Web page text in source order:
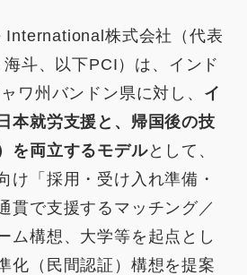
株式会社（代表
斗、以下PCI）は、インド
ワ州バンドン県に対し、 イ
本就労支援と、帰国後の技
を両立するモデルとして、
け「採用・受け入れ準備・
貫で支援するマッチング／
ム構想、大学等を起点とし
化（民間認証）構想を提案